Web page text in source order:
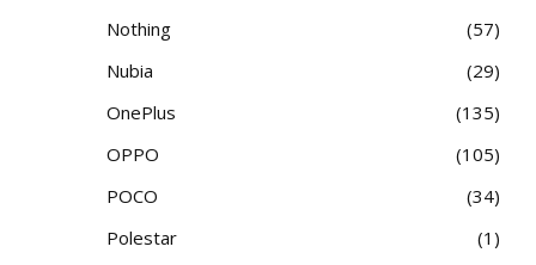
Nothing
57
Nubia
29
OnePlus
135
OPPO
105
POCO
34
Polestar
1